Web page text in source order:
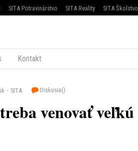
SITA Potravinárstvo SITA Reality SITA Školstvo
Kontakt
SITA Diskusia()
venovať veľkú